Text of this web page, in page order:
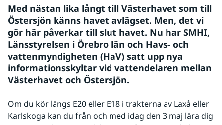
Med nästan lika långt till Västerhavet som till
Östersjön känns havet avlägset. Men, det vi
gör här påverkar till slut havet. Nu har SMHI,
Länsstyrelsen i Örebro län och Havs- och
vattenmyndigheten (HaV) satt upp nya
informationsskyltar vid vattendelaren mellan
Västerhavet och Östersjön.
Om du kör längs E20 eller E18 i trakterna av Laxå eller
Karlskoga kan du från och med idag den 3 maj lära dig